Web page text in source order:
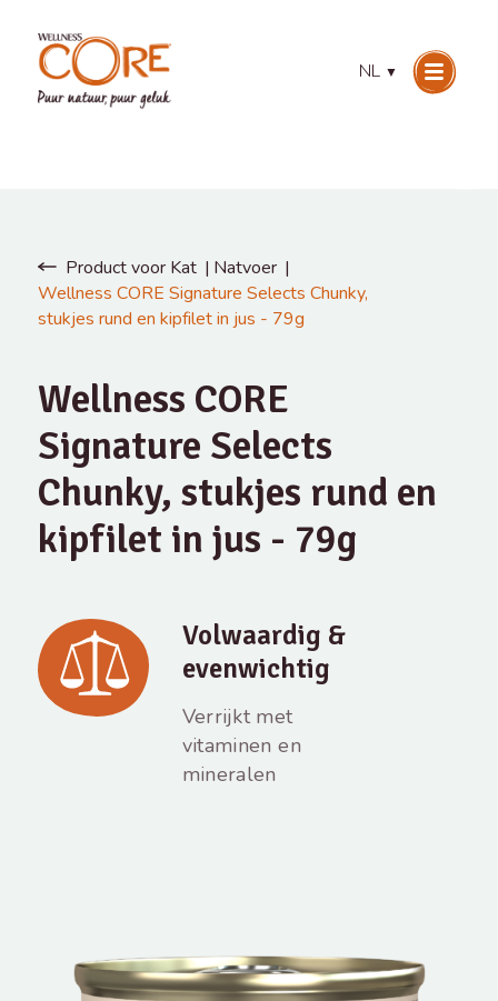
NL ▼
Product voor Kat
Natvoer
Wellness CORE Signature Selects Chunky,
stukjes rund en kipfilet in jus - 79g
Wellness CORE
Signature Selects
Chunky, stukjes rund en
kipfilet in jus - 79g
Volwaardig &
evenwichtig
Verrijkt met
vitaminen en
mineralen